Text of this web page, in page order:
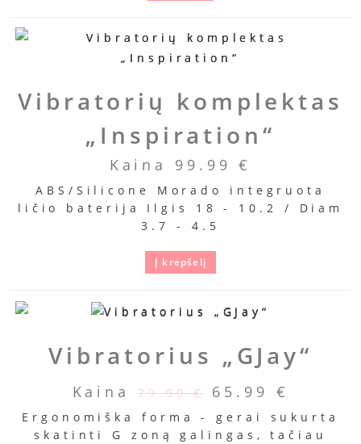
Vibratorių komplektas
„Inspiration“
Kaina 99.99€
ABS/Silicone Morado integruota
ličio baterija Ilgis 18 - 10.2 / Diam
3.7 - 4.5
Į krepšelį
Vibratorius „GJay“
Kaina 79.90€ 65.99 €
Ergonomiška forma - gerai sukurta
skatinti G zoną galingas, tačiau